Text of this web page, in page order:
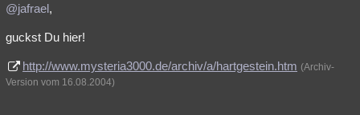
@jafrael,
guckst Du hier!
http://www.mysteria3000.de/archiv/a/hartgestein.htm (Archiv-
Version vom 16.08.2004)